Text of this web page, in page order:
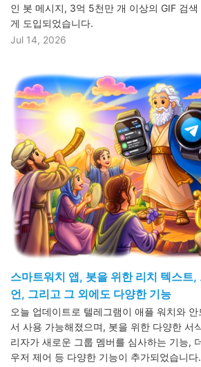
인 봇 메시지, 3억 5천만 개 이상의 GIF 검
게 도입되었습니다.
Jul 14, 2026
스마트워치 앱, 봇을 위한 리치 텍스트,
언, 그리고 그 외에도 다양한 기능
오늘 업데이트로 텔레그램이 애플 워치와
서 사용 가능해졌으며, 봇을 위한 다양한 서
리자가 새로운 그룹 멤버를 심사하는 기능,
우저 제어 등 다양한 기능이 추가되었습니다.